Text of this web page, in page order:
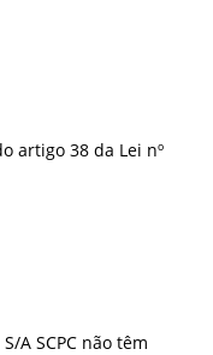
artigo 38 da Lei nº
A SCPC não têm